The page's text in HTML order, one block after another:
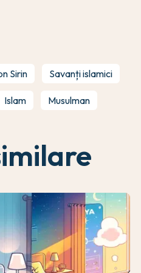
Sirin Savanți islamici
Islam Musulman